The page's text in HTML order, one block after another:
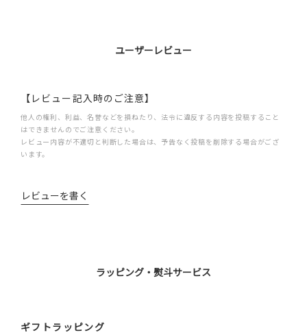
ユーザーレビュー
【レビュー記入時のご注意】
他人の権利、利益、名誉などを損ねたり、法令に違反する内容を投稿すること
はできませんのでご注意ください。
レビュー内容が不適切と判断した場合は、予告なく投稿を削除する場合がござ
います。
レビューを書く
ラッピング・熨斗サービス
ギフトラッピング